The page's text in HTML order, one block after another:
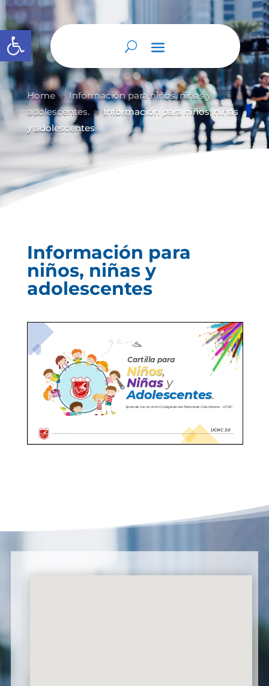
Abrir barra de herramientas
Home 9 Información para niños, niñas y
adolescentes. 9 Información para niños, niñas
y adolescentes
Información para
niños, niñas y
adolescentes